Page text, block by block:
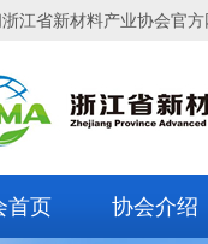
江省新材料产业协会官方
首页 协会介绍